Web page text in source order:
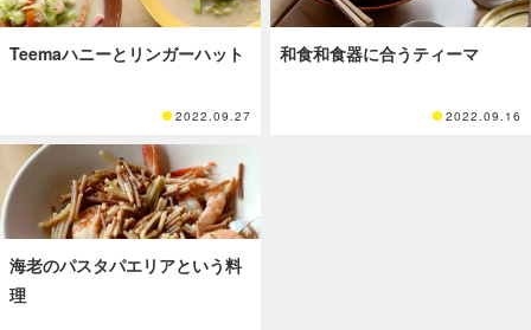
Teemaハニーとリンガーハット
2022.09.27
和食和食器に合うティーマ
2022.09.16
海老のパスタパエリアという料
理